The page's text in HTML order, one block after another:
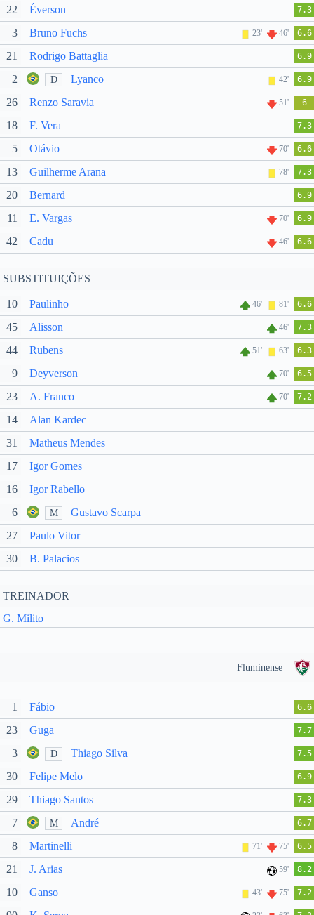
22 Éverson 7.3
3 Bruno Fuchs 23' 46' 6.6
21 Rodrigo Battaglia 6.9
2 D Lyanco 42' 6.9
26 Renzo Saravia 51' 6
18 F. Vera 7.3
5 Otávio 70' 6.6
13 Guilherme Arana 78' 7.3
20 Bernard 6.9
11 E. Vargas 70' 6.9
42 Cadu 46' 6.6
SUBSTITUIÇÕES
10 Paulinho 46' 81' 6.6
45 Alisson 46' 7.3
44 Rubens 51' 63' 6.3
9 Deyverson 70' 6.5
23 A. Franco 70' 7.2
14
Alan Kardec
31
Matheus Mendes
17
Igor Gomes
16
Igor Rabello
6
M
Gustavo Scarpa
27
Paulo Vitor
30
B. Palacios
TREINADOR
G. Milito
Fluminense
1 Fábio 6.6
23 Guga 7.7
3 D Thiago Silva 7.5
30 Felipe Melo 6.9
29 Thiago Santos 7.3
7 M André 6.7
8 Martinelli 71' 75' 6.5
21 J. Arias 59' 8.2
10 Ganso 43' 75' 7.2